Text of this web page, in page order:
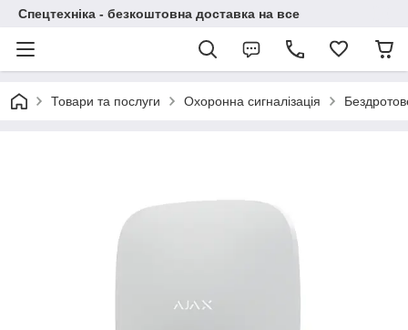
Спецтехніка - безкоштовна доставка на все
Товари та послуги Охоронна сигналізація